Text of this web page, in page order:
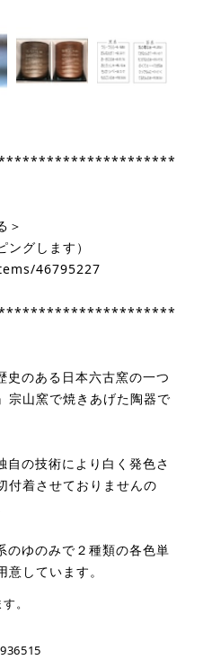
＞
ングします）
46795227
のある日本六古窯の一つ
宗山窯で焼きあげた陶器で
の技術により白く発色さ
付着させておりませんの
ゆのみで２種類の各色単
しています。
。